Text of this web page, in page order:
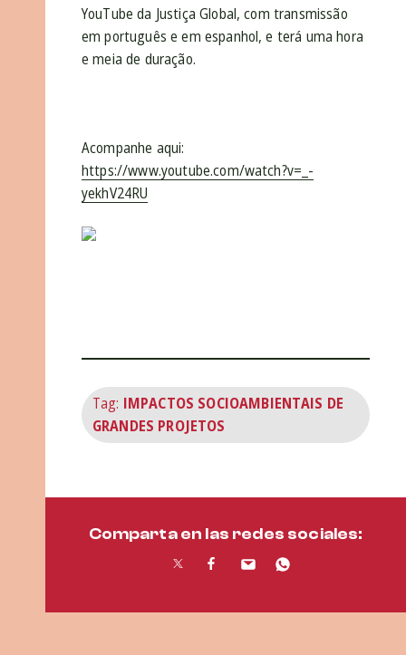
YouTube da Justiça Global, com transmissão
em português e em espanhol, e terá uma hora
e meia de duração.
Acompanhe aqui:
https://www.youtube.com/watch?v=_-
yekhV24RU
Tag: IMPACTOS SOCIOAMBIENTAIS DE
GRANDES PROJETOS
Comparta en las redes sociales: